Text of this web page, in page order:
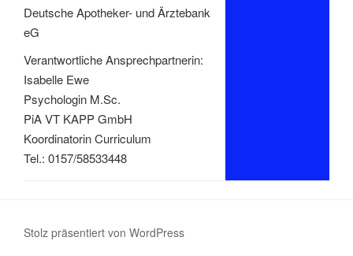
Deutsche Apotheker- und Ärztebank
eG
Verantwortliche Ansprechpartnerin:
Isabelle Ewe
Psychologin M.Sc.
PiA VT KAPP GmbH
Koordinatorin Curriculum
Tel.: 0157/58533448
Stolz präsentiert von WordPress